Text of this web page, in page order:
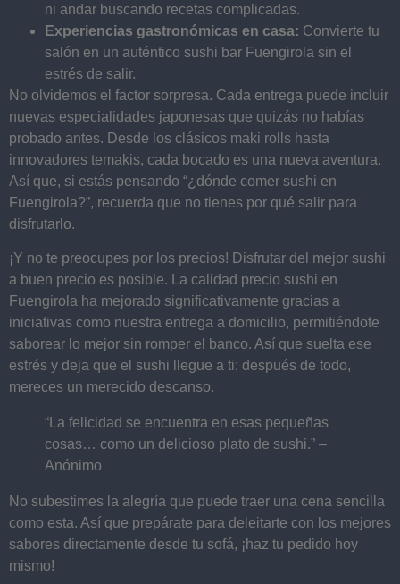
ni andar buscando recetas complicadas.
Experiencias gastronómicas en casa: Convierte tu
salón en un auténtico sushi bar Fuengirola sin el
estrés de salir.
No olvidemos el factor sorpresa. Cada entrega puede incluir
nuevas especialidades japonesas que quizás no habías
probado antes. Desde los clásicos maki rolls hasta
innovadores temakis, cada bocado es una nueva aventura.
Así que, si estás pensando “¿dónde comer sushi en
Fuengirola?”, recuerda que no tienes por qué salir para
disfrutarlo.
¡Y no te preocupes por los precios! Disfrutar del mejor sushi
a buen precio es posible. La calidad precio sushi en
Fuengirola ha mejorado significativamente gracias a
iniciativas como nuestra entrega a domicilio, permitiéndote
saborear lo mejor sin romper el banco. Así que suelta ese
estrés y deja que el sushi llegue a ti; después de todo,
mereces un merecido descanso.
“La felicidad se encuentra en esas pequeñas
cosas… como un delicioso plato de sushi.” –
Anónimo
No subestimes la alegría que puede traer una cena sencilla
como esta. Así que prepárate para deleitarte con los mejores
sabores directamente desde tu sofá, ¡haz tu pedido hoy
mismo!